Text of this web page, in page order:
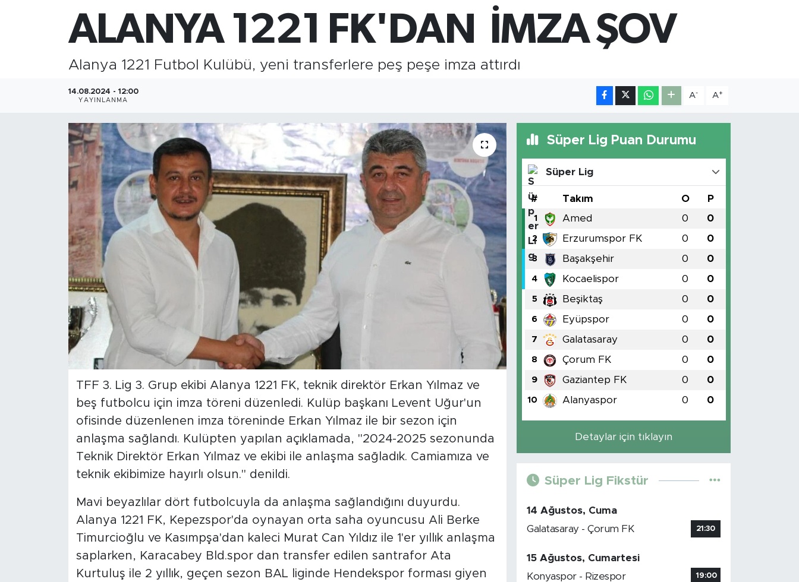
GRAM ALTIN
6574.81
%1.44
BİST100
ALANYA 1221 FK'DAN İMZA ŞOV
Alanya 1221 Futbol Kulübü, yeni transferlere peş peşe imza attırdı
14.08.2024 - 12:00
YAYINLANMA
A- A+
TFF 3. Lig 3. Grup ekibi Alanya 1221 FK, teknik direktör Erkan Yılmaz ve
beş futbolcu için imza töreni düzenledi. Kulüp başkanı Levent Uğur'un
ofisinde düzenlenen imza töreninde Erkan Yılmaz ile bir sezon için
anlaşma sağlandı. Kulüpten yapılan açıklamada, "2024-2025 sezonunda
Teknik Direktör Erkan Yılmaz ve ekibi ile anlaşma sağladık. Camiamıza ve
teknik ekibimize hayırlı olsun." denildi.
Mavi beyazlılar dört futbolcuyla da anlaşma sağlandığını duyurdu.
Alanya 1221 FK, Kepezspor'da oynayan orta saha oyuncusu Ali Berke
Timurcioğlu ve Kasımpşa'dan kaleci Murat Can Yıldız ile 1'er yıllık anlaşma
saplarken, Karacabey Bld.spor dan transfer edilen santrafor Ata
Kurtuluş ile 2 yıllık, geçen sezon BAL liginde Hendekspor forması giyen
Süper Lig Puan Durumu
Süper Lig
# Takım O P
1 Amed 0 0
2 Erzurumspor FK 0 0
3 Başakşehir 0 0
4 Kocaelispor 0 0
5 Beşiktaş 0 0
6 Eyüpspor 0 0
7 Galatasaray 0 0
8 Çorum FK 0 0
9 Gaziantep FK 0 0
10 Alanyaspor 0 0
Detaylar için tıklayın
Süper Lig Fikstür
14 Ağustos, Cuma
Galatasaray - Çorum FK
21:30
15 Ağustos, Cumartesi
Konyaspor - Rizespor
19:00
Gazipaşa
Kültür-Sanat
Siyaset
Turizm
Türkiye
Yaşam